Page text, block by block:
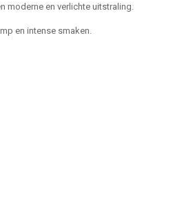
moderne en verlichte uitstraling.
en intense smaken.